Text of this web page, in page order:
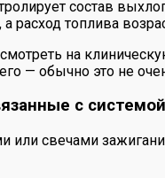
состав
расход топлива
на
— обычно это не
с
свечами